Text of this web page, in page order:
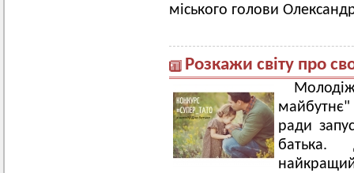
міського голови
Розкажи світу про
майбутнє"
ради
батька.